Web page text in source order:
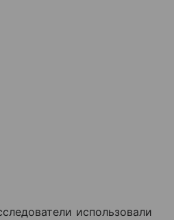
использовали